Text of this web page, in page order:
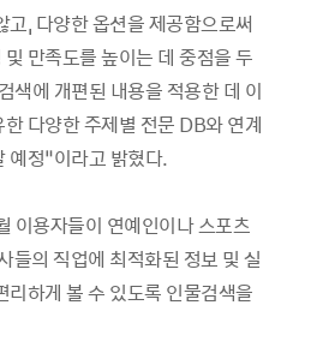
, 다양한 옵션을 제공함으로써
만족도를 높이는 데 중점을 두
색에 개편된 내용을 적용한 데 이
다양한 주제별 전문 DB와 연계
예정”이라고 밝혔다.
이용자들이 연예인이나 스포츠
들의 직업에 최적화된 정보 및 실
리하게 볼 수 있도록 인물검색을